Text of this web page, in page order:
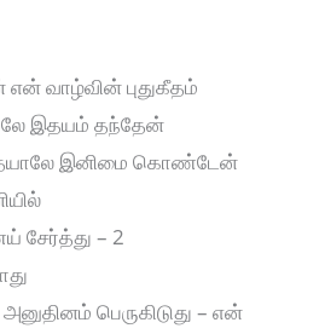
வாழ்வின் புதுகீதம்
இதயம் தந்தேன்
இனிமை கொண்டேன்
– 2
பெருகிடுது – என்